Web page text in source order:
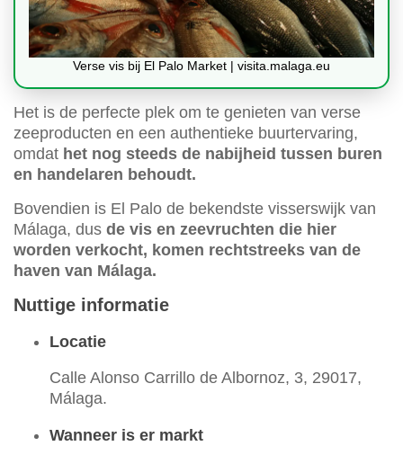
Verse vis bij El Palo Market | visita.malaga.eu
Het is de perfecte plek om te genieten van verse
zeeproducten en een authentieke buurtervaring,
omdat het nog steeds de nabijheid tussen buren
en handelaren behoudt.
Bovendien is El Palo de bekendste visserswijk van
Málaga, dus de vis en zeevruchten die hier
worden verkocht, komen rechtstreeks van de
haven van Málaga.
Nuttige informatie
Locatie
Calle Alonso Carrillo de Albornoz, 3, 29017,
Málaga.
Wanneer is er markt